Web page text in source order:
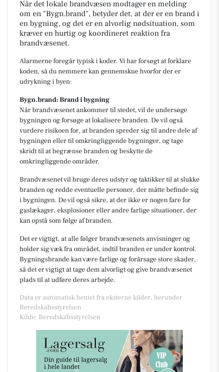
Når det lokale brandvæsen modtager en melding
om en "Bygn.brand", betyder det, at der er en brand i
en bygning, og det er en alvorlig nødsituation, som
kræver en hurtig og koordineret reaktion fra
brandvæsenet.
Alarmerne foregår typisk i koder. Vi har forsøgt at forklare
koden, så du nemmere kan gennemskue hvorfor der er
udrykning i byen:
Bygn.brand: Brand i bygning
Når brandvæsenet ankommer til stedet, vil de undersøge
bygningen og forsøge at lokalisere branden. De vil også
vurdere risikoen for, at branden spreder sig til andre dele af
bygningen eller til omkringliggende bygninger, og tage
skridt til at begrænse branden og beskytte de
omkringliggende områder.
Brandvæsenet vil bruge deres udstyr og taktikker til at slukke
branden og redde eventuelle personer, der måtte befinde sig
i bygningen. De vil også sikre, at der ikke er nogen fare for
gaslækager, eksplosioner eller andre farlige situationer, der
kan opstå som følge af branden.
Det er vigtigt, at alle følger brandvæsenets anvisninger og
holder sig væk fra området, indtil branden er under kontrol.
Bygningsbrande kan være farlige og forårsage store skader,
så det er vigtigt at tage dem alvorligt og give brandvæsenet
plads til at udføre deres arbejde.
Data er automatisk hentet fra eksterne kilder, herunder
Beredskabsstyrelsen.
Kilde: Beredskabsstyrelsen